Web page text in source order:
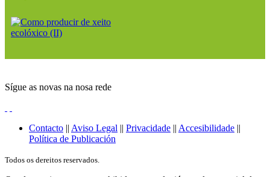
Sígue as novas na nosa rede
Contacto || Aviso Legal || Privacidade || Accesibilidade ||
Política de Publicación
Todos os dereitos reservados.